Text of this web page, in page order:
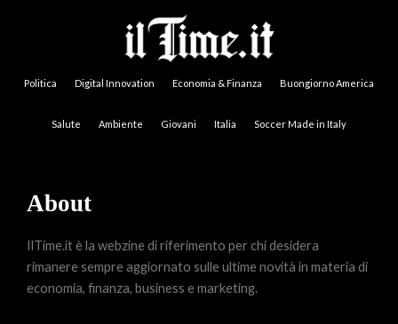
Politica Digital Innovation Economia & Finanza Buongiorno America
Salute Ambiente Giovani Italia Soccer Made in Italy
About
IlTime.it è la webzine di riferimento per chi desidera
rimanere sempre aggiornato sulle ultime novità in materia di
economia, finanza, business e marketing.